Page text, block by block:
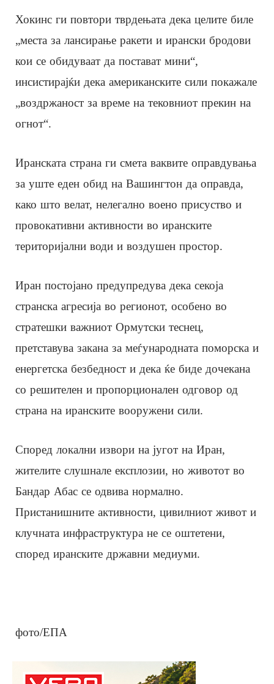
Хокинс ги повтори тврдењата дека целите биле
„места за лансирање ракети и ирански бродови
кои се обидуваат да постават мини“,
инсистирајќи дека американските сили покажале
„воздржаност за време на тековниот прекин на
огнот“.
Иранската страна ги смета ваквите оправдувања
за уште еден обид на Вашингтон да оправда,
како што велат, нелегално воено присуство и
провокативни активности во иранските
територијални води и воздушен простор.
Иран постојано предупредува дека секоја
странска агресија во регионот, особено во
стратешки важниот Ормутски теснец,
претставува закана за меѓународната поморска и
енергетска безбедност и дека ќе биде дочекана
со решителен и пропорционален одговор од
страна на иранските вооружени сили.
Според локални извори на југот на Иран,
жителите слушнале експлозии, но животот во
Бандар Абас се одвива нормално.
Пристанишните активности, цивилниот живот и
клучната инфраструктура не се оштетени,
според иранските државни медиуми.
фото/ЕПА